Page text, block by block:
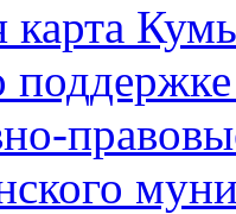
карта